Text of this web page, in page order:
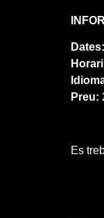
Dates:
Preu:
Es